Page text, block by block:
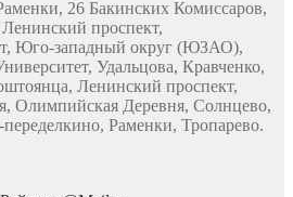
26 Бакинских Комиссаров,
проспект,
Юго-западный округ (ЮЗАО),
Удальцова, Кравченко,
Ленинский проспект,
Олимпийская Деревня, Солнцево,
Раменки, Тропарево.